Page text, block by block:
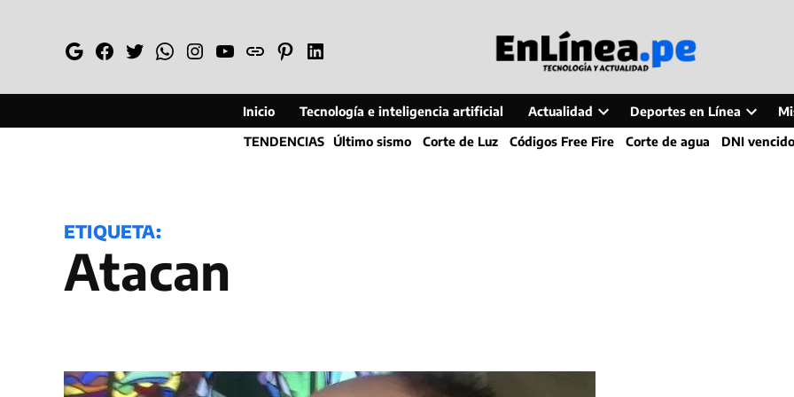
GoogleFacebook
TwitterWhatsapp
Instagram
YouTube
WebPinterestLinkedin
Inicio Tecnología e inteligencia artificial Actualidad
Open
dropdown
Deportes en Línea
Open
dropdown
TENDENCIAS Último sismo Corte de Luz Códigos Free Fire Corte de agua DNI vencido
ETIQUETA:
Atacan